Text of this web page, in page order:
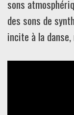
sons
des sons de
incite à la